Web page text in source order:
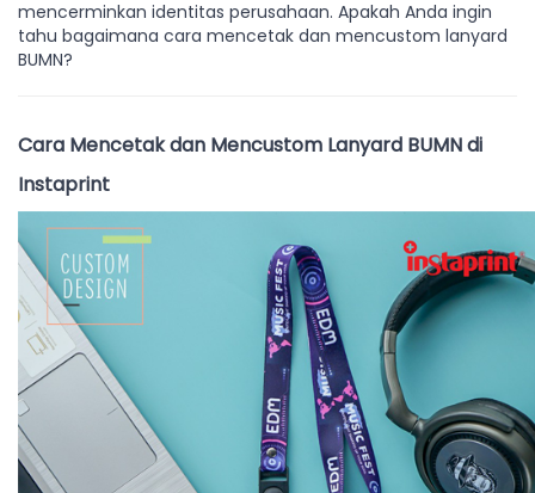
mencerminkan identitas perusahaan. Apakah Anda ingin
tahu bagaimana cara mencetak dan mencustom lanyard
BUMN?
Cara Mencetak dan Mencustom Lanyard BUMN di
Instaprint